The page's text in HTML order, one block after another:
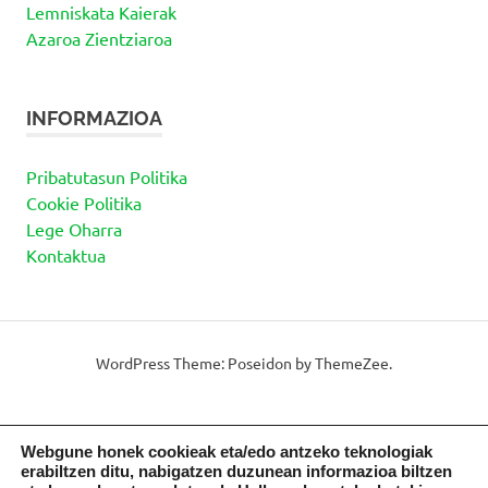
Lemniskata Kaierak
Azaroa Zientziaroa
INFORMAZIOA
Pribatutasun Politika
Cookie Politika
Lege Oharra
Kontaktua
WordPress Theme: Poseidon by ThemeZee.
Webgune honek cookieak eta/edo antzeko teknologiak
erabiltzen ditu, nabigatzen duzunean informazioa biltzen